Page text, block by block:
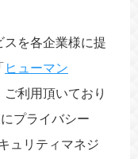
を各企業様に提
ヒューマン
ご利用頂いており
プライバシー
ュリティマネジ